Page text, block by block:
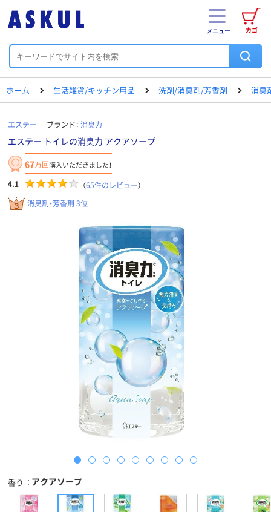
カゴ
メニュー
ホーム 生活雑貨/キッチン用品 洗剤/消臭剤/芳香剤 消臭
エステー ブランド： 消臭力
エステー トイレの消臭力 アクアソープ
67万回購入いただきました！
4.1 （65件のレビュー）
消臭剤・芳香剤 3位
香り アクアソープ